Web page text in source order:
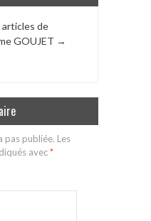
articles de
GOUJET →
pas publiée. Les
avec*